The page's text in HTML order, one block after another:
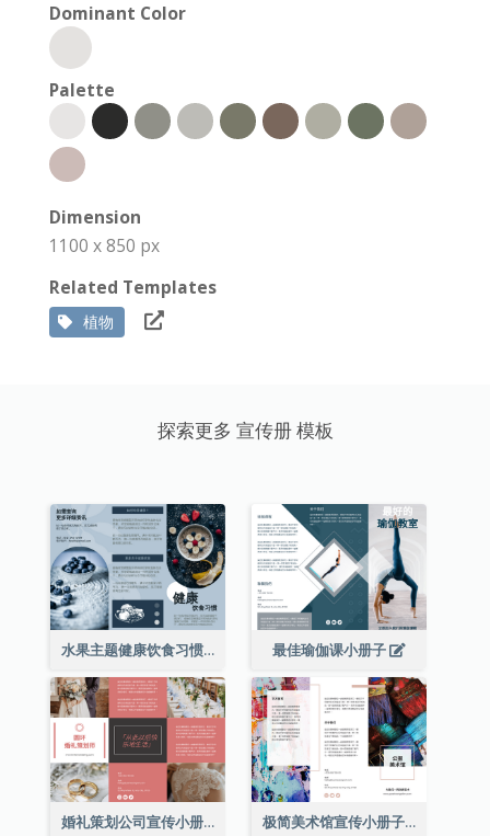
Dominant Color
Palette
Dimension
1100 x 850 px
Related Templates
植物
探索更多 宣传册 模板
水果主题健康饮食习惯小册子 最佳瑜伽课小册子
婚礼策划公司宣传小册子 极简美术馆宣传小册子